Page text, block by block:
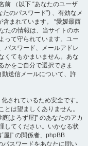
前 （以下 “あなたのユーザ
のパスワード”) 、有効なメ
含まれています。 “愛媛最西
たの情報は、当サイトのホ
って守られています。ユー
パスワード、メールアドレ
くてもかまいません。あな
かをご自分で選択できま
送信メールについて、許
されているため安全です。
は望ましくありません。
[よろず屋]” のあなたのアカ
してください。いかなる状
]” の関係者、phpBB
パスワードをあなたに問い